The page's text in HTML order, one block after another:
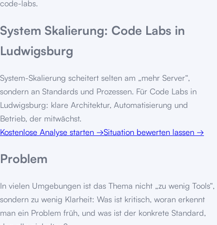
code-labs.
System Skalierung: Code Labs in
Ludwigsburg
System-Skalierung scheitert selten am „mehr Server“,
sondern an Standards und Prozessen. Für Code Labs in
Ludwigsburg: klare Architektur, Automatisierung und
Betrieb, der mitwächst.
Kostenlose Analyse starten →Situation bewerten lassen →
Problem
In vielen Umgebungen ist das Thema nicht „zu wenig Tools“,
sondern zu wenig Klarheit: Was ist kritisch, woran erkennt
man ein Problem früh, und was ist der konkrete Standard,